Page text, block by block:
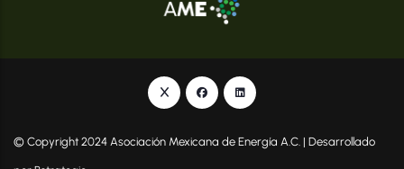
© Copyright 2024 Asociación Mexicana de Energía A.C. | Desarrollado